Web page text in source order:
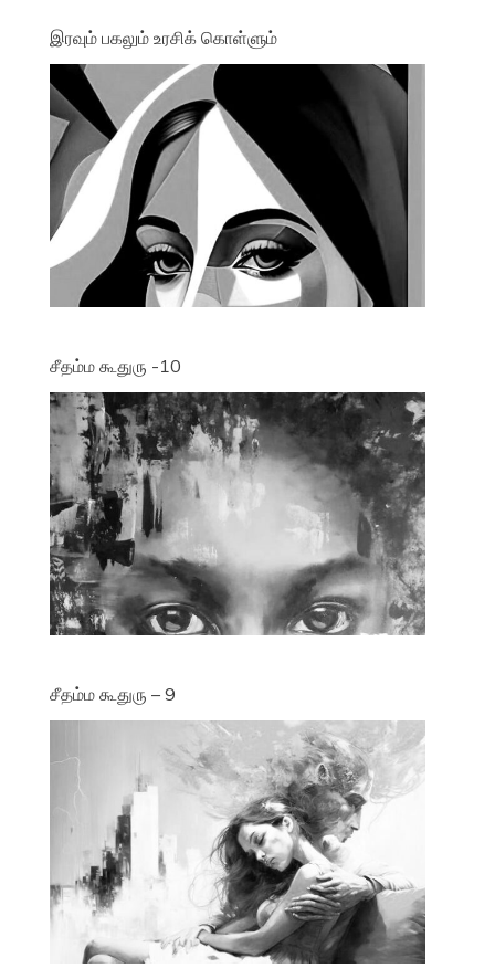
இரவும் பகலும் உரசிக் கொள்ளும்
சீதம்ம கூதுரு -10
சீதம்ம கூதுரு – 9